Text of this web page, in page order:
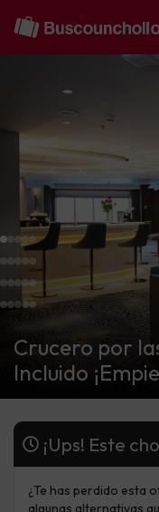
Crucero por
Incluido
¡Ups! Este
¿Te has perdido esta
algunas alternativas